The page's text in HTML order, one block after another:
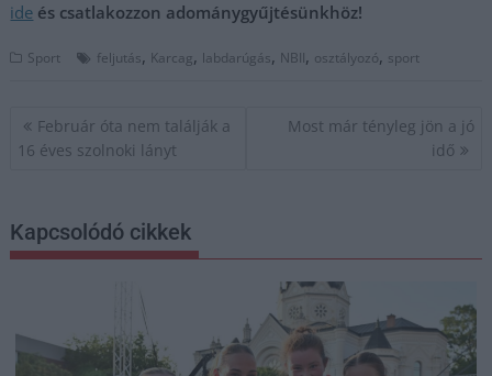
ide és csatlakozzon adománygyűjtésünkhöz!
Sport feljutás, Karcag, labdarúgás, NBII, osztályozó, sport
Bejegyzés
navigáció
Február óta nem találják a
16 éves szolnoki lányt
Most már tényleg jön a jó
idő
Kapcsolódó cikkek